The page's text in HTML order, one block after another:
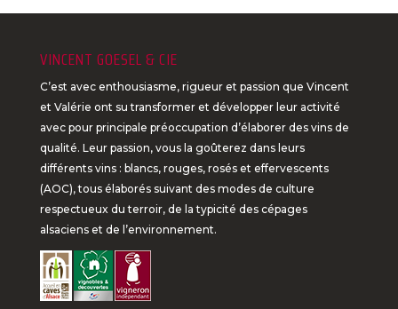
VINCENT GOESEL & CIE
C’est avec enthousiasme, rigueur et passion que Vincent
et Valérie ont su transformer et développer leur activité
avec pour principale préoccupation d’élaborer des vins de
qualité. Leur passion, vous la goûterez dans leurs
différents vins : blancs, rouges, rosés et effervescents
(AOC), tous élaborés suivant des modes de culture
respectueux du terroir, de la typicité des cépages
alsaciens et de l’environnement.